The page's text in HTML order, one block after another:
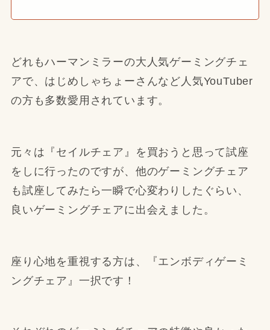
どれもハーマンミラーの大人気ゲーミングチェ
アで、はじめしゃちょーさんなど人気YouTuber
の方も多数愛用されています。
元々は『セイルチェア』を買おうと思って試座
をしに行ったのですが、他のゲーミングチェア
も試座してみたら一瞬で心変わりしたぐらい、
良いゲーミングチェアに出会えました。
座り心地を重視する方は、『エンボディゲーミ
ングチェア』一択です！